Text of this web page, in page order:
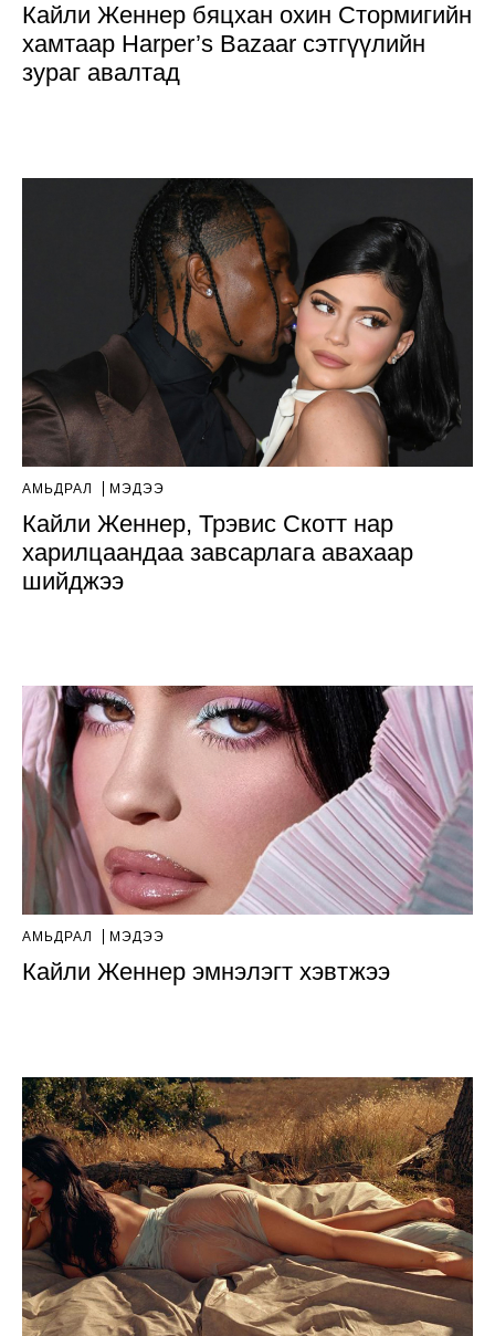
Кайли Женнер бяцхан охин Стормигийн
хамтаар Harper’s Bazaar cэтгүүлийн
зураг авалтад
АМЬДРАЛ МЭДЭЭ
Кайли Женнер, Трэвис Скотт нар
харилцаандаа завсарлага авахаар
шийджээ
АМЬДРАЛ МЭДЭЭ
Кайли Женнер эмнэлэгт хэвтжээ